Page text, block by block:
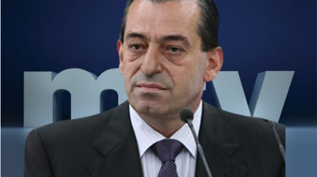
جدول البرامج
شاهد البرامج
الترددات
وظائف
تواصل معنا